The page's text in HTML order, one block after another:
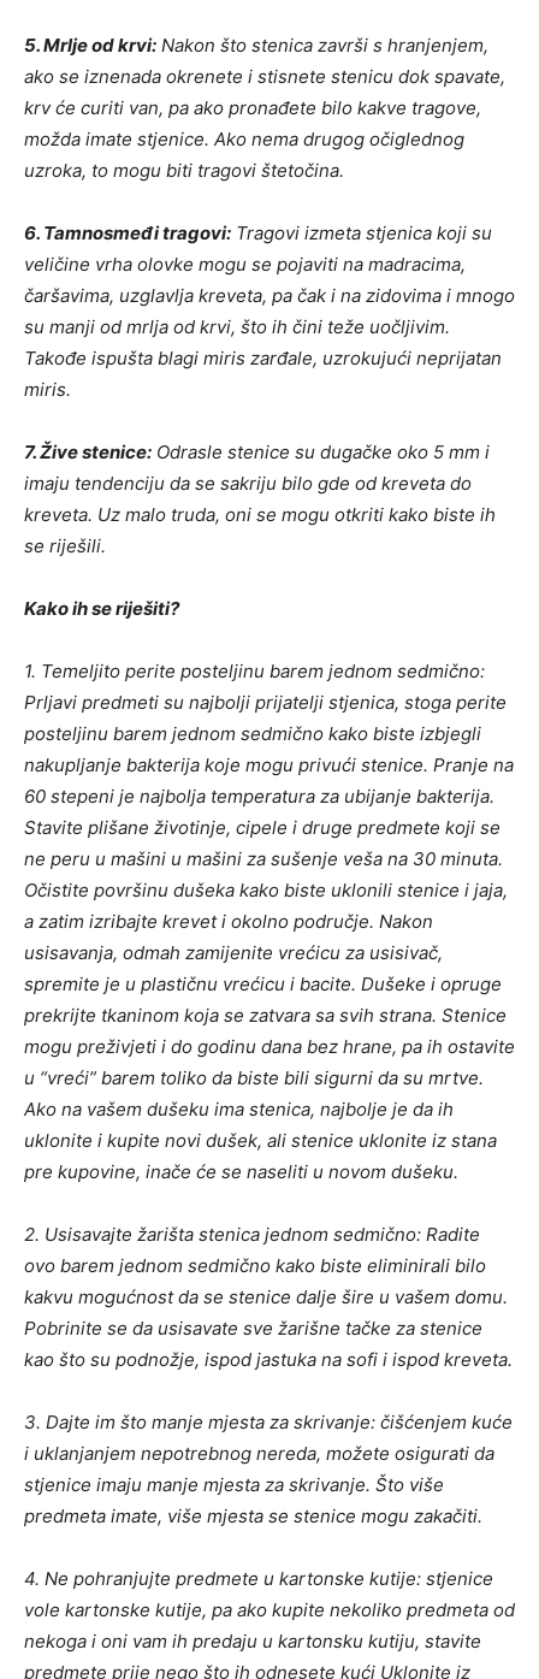
5. Mrlje od krvi: Nakon što stenica završi s hranjenjem,
ako se iznenada okrenete i stisnete stenicu dok spavate,
krv će curiti van, pa ako pronađete bilo kakve tragove,
možda imate stjenice. Ako nema drugog očiglednog
uzroka, to mogu biti tragovi štetočina.
6. Tamnosmeđi tragovi: Tragovi izmeta stjenica koji su
veličine vrha olovke mogu se pojaviti na madracima,
čaršavima, uzglavlja kreveta, pa čak i na zidovima i mnogo
su manji od mrlja od krvi, što ih čini teže uočljivim.
Takođe ispušta blagi miris zarđale, uzrokujući neprijatan
miris.
7. Žive stenice: Odrasle stenice su dugačke oko 5 mm i
imaju tendenciju da se sakriju bilo gde od kreveta do
kreveta. Uz malo truda, oni se mogu otkriti kako biste ih
se riješili.
Kako ih se riješiti?
1. Temeljito perite posteljinu barem jednom sedmično:
Prljavi predmeti su najbolji prijatelji stjenica, stoga perite
posteljinu barem jednom sedmično kako biste izbjegli
nakupljanje bakterija koje mogu privući stenice. Pranje na
60 stepeni je najbolja temperatura za ubijanje bakterija.
Stavite plišane životinje, cipele i druge predmete koji se
ne peru u mašini u mašini za sušenje veša na 30 minuta.
Očistite površinu dušeka kako biste uklonili stenice i jaja,
a zatim izribajte krevet i okolno područje. Nakon
usisavanja, odmah zamijenite vrećicu za usisivač,
spremite je u plastičnu vrećicu i bacite. Dušeke i opruge
prekrijte tkaninom koja se zatvara sa svih strana. Stenice
mogu preživjeti i do godinu dana bez hrane, pa ih ostavite
u “vreći” barem toliko da biste bili sigurni da su mrtve.
Ako na vašem dušeku ima stenica, najbolje je da ih
uklonite i kupite novi dušek, ali stenice uklonite iz stana
pre kupovine, inače će se naseliti u novom dušeku.
2. Usisavajte žarišta stenica jednom sedmično: Radite
ovo barem jednom sedmično kako biste eliminirali bilo
kakvu mogućnost da se stenice dalje šire u vašem domu.
Pobrinite se da usisavate sve žarišne tačke za stenice
kao što su podnožje, ispod jastuka na sofi i ispod kreveta.
3. Dajte im što manje mjesta za skrivanje: čišćenjem kuće
i uklanjanjem nepotrebnog nereda, možete osigurati da
stjenice imaju manje mjesta za skrivanje. Što više
predmeta imate, više mjesta se stenice mogu zakačiti.
4. Ne pohranjujte predmete u kartonske kutije: stjenice
vole kartonske kutije, pa ako kupite nekoliko predmeta od
nekoga i oni vam ih predaju u kartonsku kutiju, stavite
predmete prije nego što ih odnesete kući Uklonite iz